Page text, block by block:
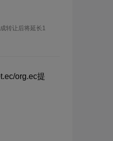
转让后将延长1
org.ec提